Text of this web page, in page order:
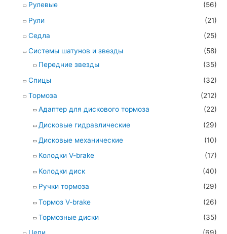
Рулевые
(56)
Рули
(21)
Седла
(25)
Системы шатунов и звезды
(58)
Передние звезды
(35)
Спицы
(32)
Тормоза
(212)
Адаптер для дискового тормоза
(22)
Дисковые гидравлические
(29)
Дисковые механические
(10)
Колодки V-brake
(17)
Колодки диск
(40)
Ручки тормоза
(29)
Тормоз V-brake
(26)
Тормозные диски
(35)